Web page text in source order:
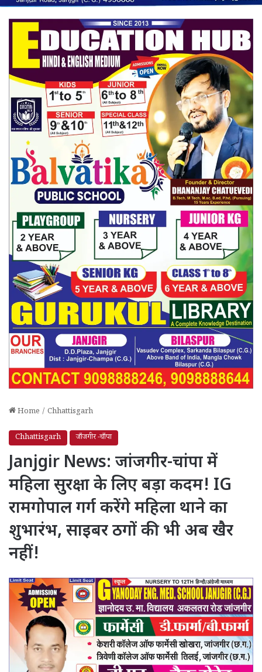
Home / Chhattisgarh
Chhattisgarh जाँजगीर -चाँपा
Janjgir News: जांजगीर-चांपा में
महिला सुरक्षा के लिए बड़ा कदम! IG
रामगोपाल गर्ग करेंगे महिला थाने का
शुभारंभ, साइबर ठगों की भी अब खैर
नहीं!